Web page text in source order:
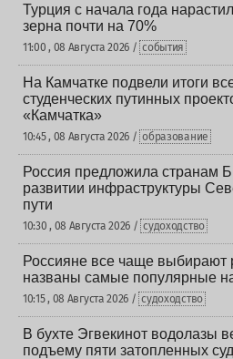
Турция с начала года
зерна почти на 70%
11:00 , 08 Августа 2026 / события
На Камчатке подвели итоги
студенческих путинных
«Камчатка»
10:45 , 08 Августа 2026 / образование
Россия предложила странам
развитии инфраструктуры
пути
10:30 , 08 Августа 2026 / судоходство
Россияне все чаще выбирают
названы самые популярные
10:15 , 08 Августа 2026 / судоходство
В бухте Эгвекинот водолазы
подъему пяти затопленных